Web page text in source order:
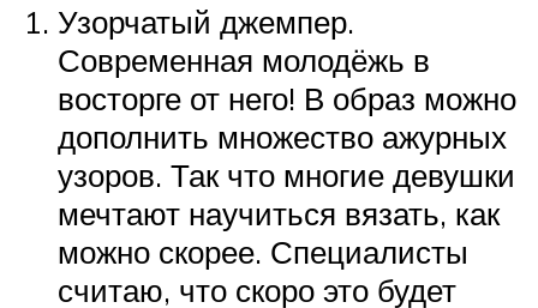
Узорчатый джемпер.
Современная молодёжь в
восторге от него! В образ можно
дополнить множество ажурных
узоров. Так что многие девушки
мечтают научиться вязать, как
можно скорее. Специалисты
считаю, что скоро это будет